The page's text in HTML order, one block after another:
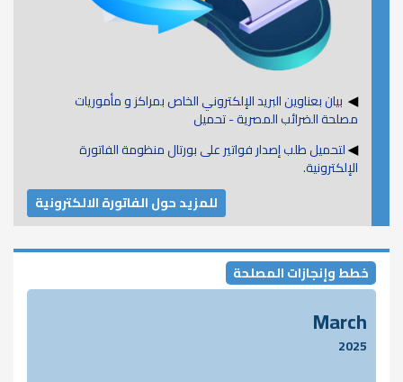
◀ بيان بعناوين البريد الإلكتروني الخاص بمراكز و مأموريات
مصلحة الضرائب المصرية - تحميل
◀لتحميل طلب إصدار فواتير على بورتال منظومة الفاتورة
الإلكترونية.
للمزيد حول الفاتورة الالكترونية
خطط وإنجازات المصلحة
March
2025